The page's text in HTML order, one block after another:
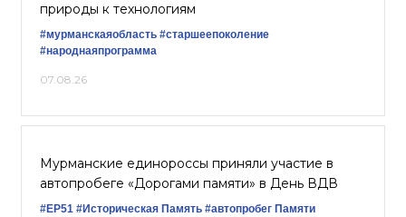
природы к технологиям
#мурманскаяобласть #старшеепоколение
#народнаяпрограмма
07.08.26
Мурманские единороссы приняли участие в
автопробеге «Дорогами памяти» в День ВДВ
#ЕР51 #Историческая Память #автопробег Памяти